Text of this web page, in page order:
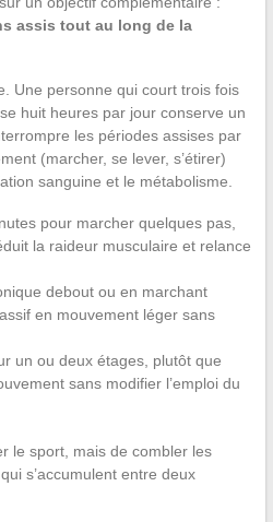
assis tout au long de la
Une personne qui court trois fois
huit heures par jour conserve un
les périodes assises par
(marcher, se lever, s’étirer)
sanguine et le métabolisme.
pour marcher quelques pas,
la raideur musculaire et relance
debout ou en marchant
en mouvement léger sans
un ou deux étages, plutôt que
sans modifier l’emploi du
le sport, mais de combler les
s’accumulent entre deux